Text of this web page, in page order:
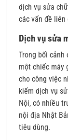
dịch vụ sửa
các vấn đề liên
Dịch vụ sửa
Trong bối cảnh
một chiếc máy
cho công việc
kiếm dịch vụ
Nội, có nhiều
nội địa Nhật
tiêu dùng.